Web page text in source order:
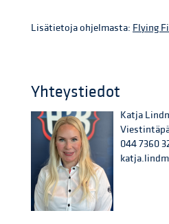
Lisätietoja ohjelmasta: Flying
Yhteystiedot
Katja
044 7360